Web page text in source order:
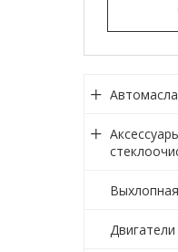
Автомасла